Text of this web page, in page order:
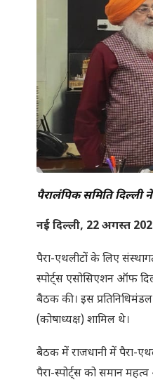
पैरालंपिक समिति दिल्ली
नई दिल्ली, 22 अगस्त
पैरा-एथलीटों के लिए
स्पोर्ट्स एसोसिएशन ऑफ
बैठक की। इस
(कोषाध्यक्ष) शामिल थे।
बैठक में राजधानी में पैरा-
पैरा-स्पोर्ट्स को समान